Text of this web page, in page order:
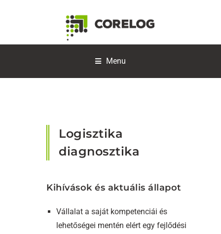
Menu
Logisztika
diagnosztika
Kihívások és aktuális állapot
Vállalat a saját kompetenciái és
lehetőségei mentén elért egy fejlődési